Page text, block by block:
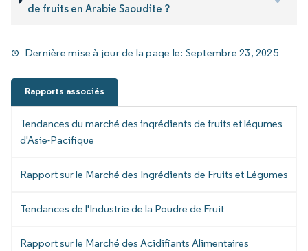
de fruits en Arabie Saoudite ?
Dernière mise à jour de la page le: Septembre 23, 2025
Rapports associés
Tendances du marché des ingrédients de fruits et légumes
d'Asie-Pacifique
Rapport sur le Marché des Ingrédients de Fruits et Légumes
Tendances de l'Industrie de la Poudre de Fruit
Rapport sur le Marché des Acidifiants Alimentaires